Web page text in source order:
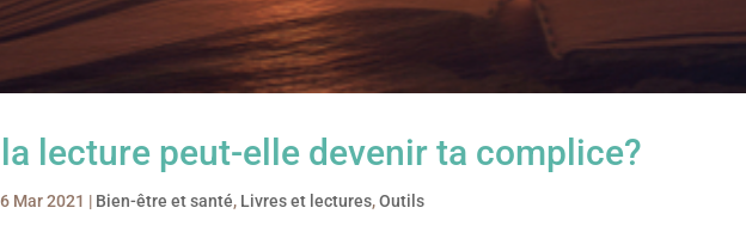
lecture peut-elle devenir ta complice?
Mar 2021 | Bien-être et santé, Livres et lectures,Outils